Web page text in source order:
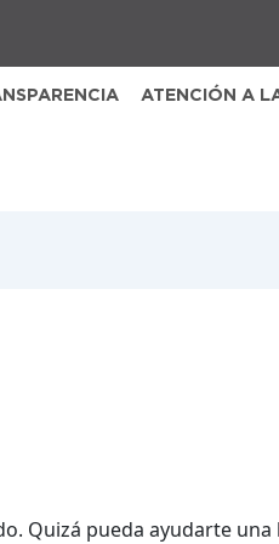
ATENCIÓN A
Quizá pueda ayudarte una